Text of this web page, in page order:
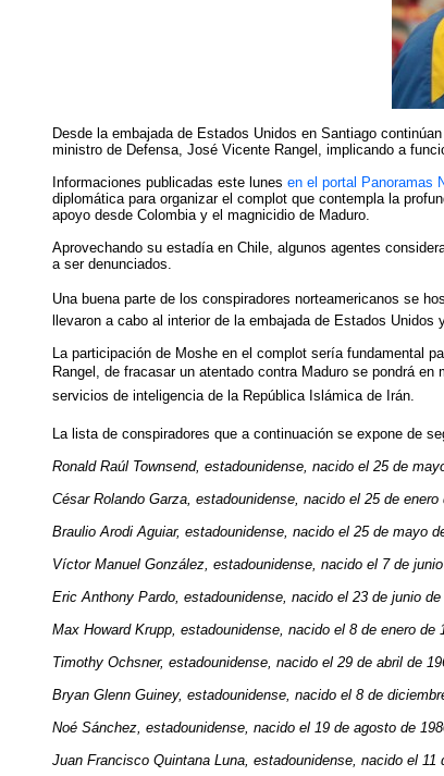
Desde la embajada de Estados Unidos en Santiago
ministro de Defensa, José Vicente Rangel, implicando a
Informaciones publicadas este lunes en el portal Panoramas
diplomática para organizar el complot que contempla la
apoyo desde Colombia y el magnicidio de Maduro.
Aprovechando su estadía en Chile, algunos agentes
a ser denunciados.
Una buena parte de los conspiradores norteamericanos se
llevaron a cabo al interior de la embajada de Estados
La participación de Moshe en el complot sería fundamental
Rangel, de fracasar un atentado contra Maduro se pondrá
servicios de inteligencia de la República Islámica de Irán.
La lista de conspiradores que a continuación se expone de
Ronald Raúl Townsend, estadounidense, nacido el 25 de
César Rolando Garza, estadounidense, nacido el 25 de
Braulio Arodi Aguiar, estadounidense, nacido el 25 de mayo
Víctor Manuel González, estadounidense, nacido el 7 de
Eric Anthony Pardo, estadounidense, nacido el 23 de junio
Max Howard Krupp, estadounidense, nacido el 8 de enero de
Timothy Ochsner, estadounidense, nacido el 29 de abril de
Bryan Glenn Guiney, estadounidense, nacido el 8 de
Noé Sánchez, estadounidense, nacido el 19 de agosto de
Juan Francisco Quintana Luna, estadounidense, nacido el